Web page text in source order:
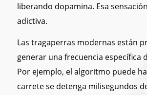
liberando dopamina. Esa
adictiva.
Las tragaperras modernas están
generar una frecuencia específica
Por ejemplo, el algoritmo puede
carrete se detenga milisegundos